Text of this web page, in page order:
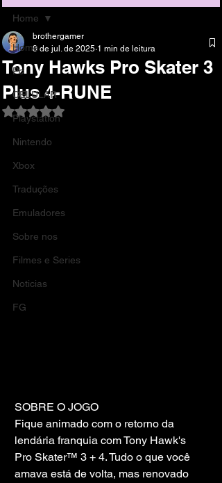
Home
Pc
CELULAR
Playstation
Nintendo
Xbox
Traduções
Emuladores
Sobre nos
Filmes e Series
Noticias
FG
Home
Tony Hawks Pro Skater 3
Plus 4-RUNE
brothergamer
8 de jul. de 2025 1 min de leitura
Avaliado com NaN de 5 estrelas.
SOBRE O JOGO
Fique animado com o retorno da
lendária franquia com Tony Hawk's
Pro Skater™ 3 + 4. Tudo o que você
amava está de volta, mas renovado